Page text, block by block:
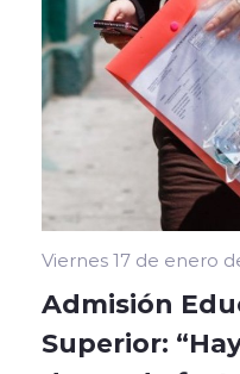
Viernes 17 de enero
Admisión
Superior: